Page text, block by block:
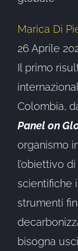
Marica Di
26 Aprile
Il primo
Colombia,
Panel on
organismo
l’obiettivo
scientifiche
strumenti
bisogna